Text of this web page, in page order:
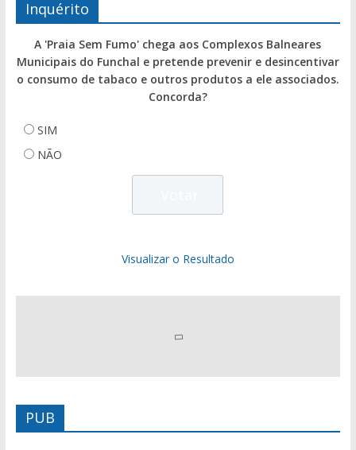
Inquérito
A 'Praia Sem Fumo' chega aos Complexos Balneares
Municipais do Funchal e pretende prevenir e desincentivar
o consumo de tabaco e outros produtos a ele associados.
Concorda?
SIM
NÃO
Visualizar o Resultado
PUB